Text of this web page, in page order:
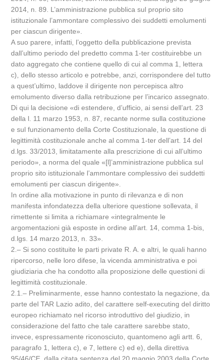
2014, n. 89. L’amministrazione pubblica sul proprio sito
istituzionale l’ammontare complessivo dei suddetti emolumenti
per ciascun dirigente».
A suo parere, infatti, l’oggetto della pubblicazione prevista
dall’ultimo periodo del predetto comma 1-ter costituirebbe un
dato aggregato che contiene quello di cui al comma 1, lettera
c), dello stesso articolo e potrebbe, anzi, corrispondere del tutto
a quest’ultimo, laddove il dirigente non percepisca altro
emolumento diverso dalla retribuzione per l’incarico assegnato.
Di qui la decisione «di estendere, d’ufficio, ai sensi dell’art. 23
della l. 11 marzo 1953, n. 87, recante norme sulla costituzione
e sul funzionamento della Corte Costituzionale, la questione di
legittimità costituzionale anche al comma 1-ter dell’art. 14 del
d.lgs. 33/2013, limitatamente alla prescrizione di cui all’ultimo
periodo», a norma del quale «[l]’amministrazione pubblica sul
proprio sito istituzionale l’ammontare complessivo dei suddetti
emolumenti per ciascun dirigente».
In ordine alla motivazione in punto di rilevanza e di non
manifesta infondatezza della ulteriore questione sollevata, il
rimettente si limita a richiamare «integralmente le
argomentazioni già esposte in ordine all’art. 14, comma 1-bis,
d.lgs. 14 marzo 2013, n. 33».
2.– Si sono costituite le parti private R. A. e altri, le quali hanno
ripercorso, nelle loro difese, la vicenda amministrativa e poi
giudiziaria che ha condotto alla proposizione delle questioni di
legittimità costituzionale.
2.1.– Preliminarmente, esse hanno contestato la negazione, da
parte del TAR Lazio adito, del carattere self-executing del diritto
europeo richiamato nel ricorso introduttivo del giudizio, in
considerazione del fatto che tale carattere sarebbe stato,
invece, espressamente riconosciuto, quantomeno agli artt. 6,
paragrafo 1, lettera c), e 7, lettere c) ed e), della direttiva